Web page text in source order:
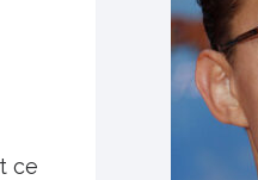
ce